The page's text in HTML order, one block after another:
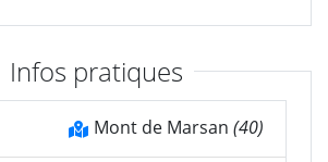
Infos pratiques
Mont de Marsan (40)